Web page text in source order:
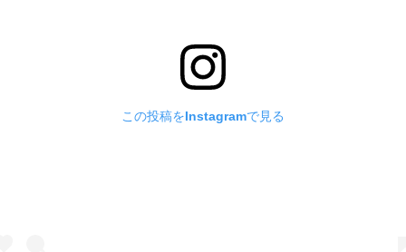
この投稿をInstagramで見る